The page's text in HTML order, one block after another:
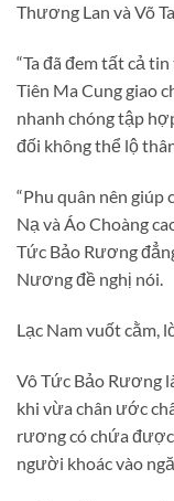
Thương Lan và Võ
“Ta đã đem tất cả
Tiên Ma Cung giao
nhanh chóng tập
đối không thể lộ
“Phu quân nên
Nạ và Áo Choàng
Tức Bảo Rương
Nương đề nghị nói.
Lạc Nam vuốt cằm,
Vô Tức Bảo Rương
khi vừa chân ước
rương có chứa
người khoác vào